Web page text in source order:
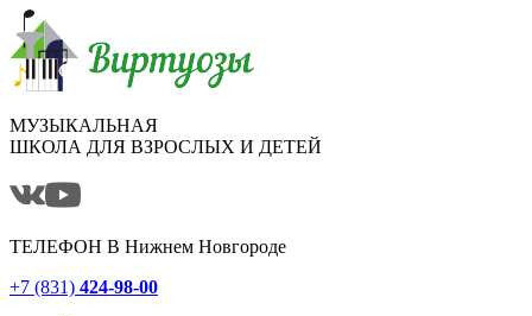
МУЗЫКАЛЬНАЯ
ШКОЛА ДЛЯ ВЗРОСЛЫХ И ДЕТЕЙ
ТЕЛЕФОН В Нижнем Новгороде
+7 (831) 424-98-00